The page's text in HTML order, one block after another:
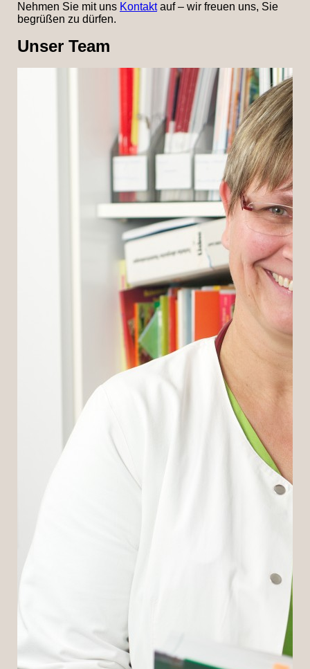
Nehmen Sie mit uns Kontaktauf – wir freuen uns, Sie
begrüßen zu dürfen.
Unser Team